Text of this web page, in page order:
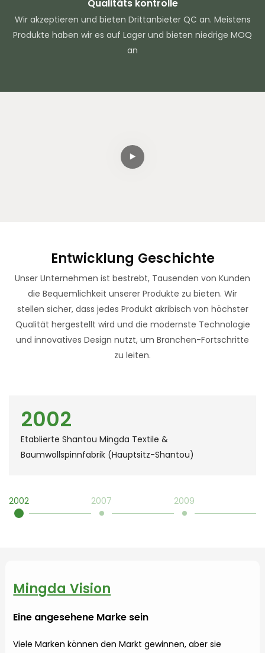
Qualitäts kontrolle
Wir akzeptieren und bieten Drittanbieter QC an. Meistens
Produkte haben wir es auf Lager und bieten niedrige MOQ
an
Entwicklung Geschichte
Unser Unternehmen ist bestrebt, Tausenden von Kunden
die Bequemlichkeit unserer Produkte zu bieten. Wir
stellen sicher, dass jedes Produkt akribisch von höchster
Qualität hergestellt wird und die modernste Technologie
und innovatives Design nutzt, um Branchen-Fortschritte
zu leiten.
2002
Etablierte Shantou Mingda Textile &
Baumwollspinnfabrik (Hauptsitz-Shantou)
2002 2007 2009
Mingda Vision
Eine angesehene Marke sein
Viele Marken können den Markt gewinnen, aber sie